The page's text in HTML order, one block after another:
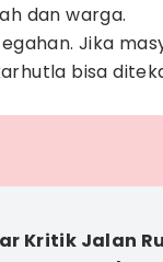
dan warga.
Jika
bisa
Kritik Jalan